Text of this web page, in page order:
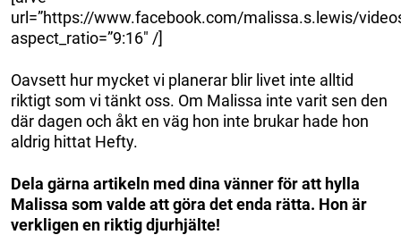
url=”https://www.facebook.com/malissa.s.lewis/
aspect_ratio=”9:16″ /]
Oavsett hur mycket vi planerar blir livet inte alltid
riktigt som vi tänkt oss. Om Malissa inte varit sen den
där dagen och åkt en väg hon inte brukar hade hon
aldrig hittat Hefty.
Dela gärna artikeln med dina vänner för att hylla
Malissa som valde att göra det enda rätta. Hon är
verkligen en riktig djurhjälte!